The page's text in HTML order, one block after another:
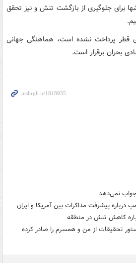
برای جلوگیری از بازگشت تنش و نیز تحقق
پرداخت نشده است، هماهنگی جهانی
بحران برقرار است.
جواب نمی‌دهد
درباره پیشرفت مذاکرات بین آمریکا و ایران
کاهش تنش در منطقه
دستور تحقیقات از من و همسرم را صادر کرده